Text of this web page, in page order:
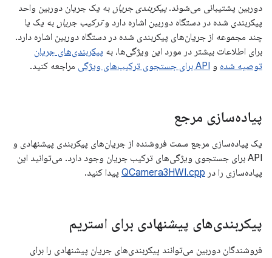
دوربین پشتیبانی می‌شوند.پیکربندی جریان به یک جریان دوربین واحد
پیکربندی شده در دستگاه دوربین اشاره دارد وترکیب جریان به یک یا
چند مجموعه از جریان‌های پیکربندی شده در دستگاه دوربین اشاره دارد.
برای اطلاعات بیشتر در مورد این ویژگی‌ها، به پیکربندی‌های جریان
توصیه شده و API برای جستجوی ترکیب‌های ویژگی مراجعه کنید.
پیاده‌سازی مرجع
یک پیاده‌سازی مرجع سمت فروشنده از جریان‌های پیکربندی پیشنهادی و
API برای جستجوی ویژگی‌های ترکیب جریان وجود دارد. می‌توانید این
پیاده‌سازی را در QCamera3HWI.cpp پیدا کنید.
پیکربندی‌های پیشنهادی برای استریم
فروشندگان دوربین می‌توانند پیکربندی‌های جریان پیشنهادی را برای